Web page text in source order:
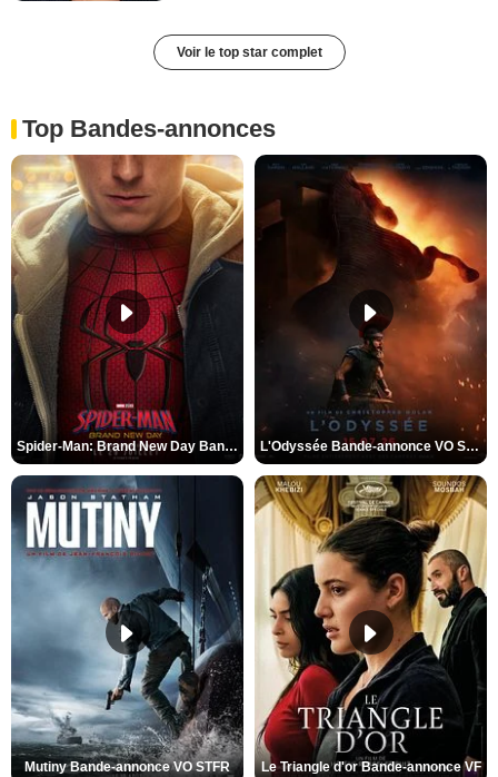
Voir le top star complet
Top Bandes-annonces
Spider-Man: Brand New Day Bande-annonce VO STFR L'Odyssée Bande-annonce VO STFR
Mutiny Bande-annonce VO STFR Le Triangle d'or Bande-annonce VF